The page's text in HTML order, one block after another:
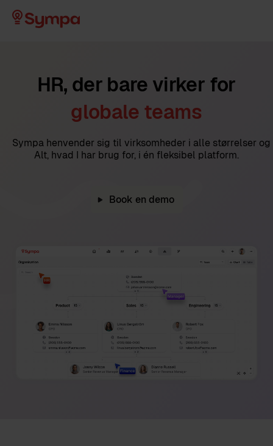
HR, der bare virker for
globale teams
Sympa henvender sig til virksomheder i alle størrelser
Alt, hvad I har brug for, i én fleksibel platform.
Book en demo